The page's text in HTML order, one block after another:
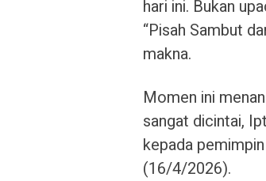
hari ini. Bukan
“Pisah Sambut
makna.
Momen ini
sangat dicintai,
kepada
(16/4/2026).